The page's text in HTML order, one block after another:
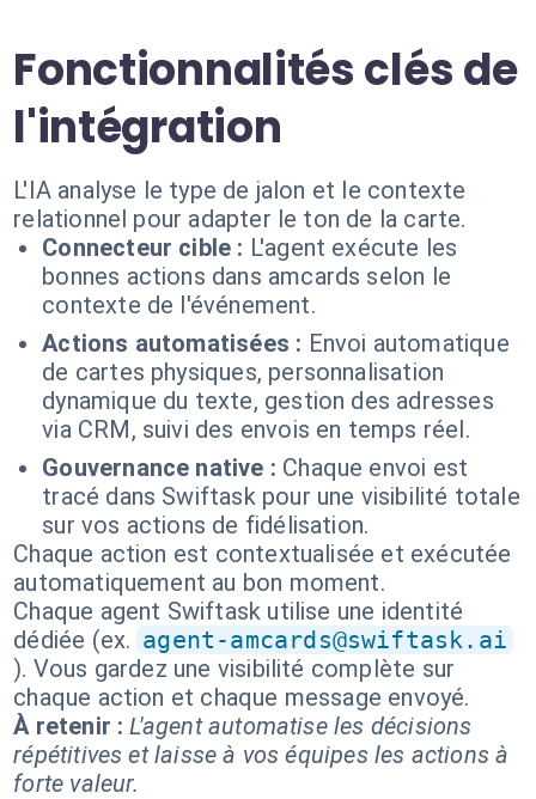
Fonctionnalités clés de
l'intégration
L'IA analyse le type de jalon et le contexte
relationnel pour adapter le ton de la carte.
Connecteur cible : L'agent exécute les
bonnes actions dans amcards selon le
contexte de l'événement.
Actions automatisées : Envoi automatique
de cartes physiques, personnalisation
dynamique du texte, gestion des adresses
via CRM, suivi des envois en temps réel.
Gouvernance native : Chaque envoi est
tracé dans Swiftask pour une visibilité totale
sur vos actions de fidélisation.
Chaque action est contextualisée et exécutée
automatiquement au bon moment.
Chaque agent Swiftask utilise une identité
dédiée (ex. agent-amcards@swiftask.ai
). Vous gardez une visibilité complète sur
chaque action et chaque message envoyé.
À retenir : L'agent automatise les décisions
répétitives et laisse à vos équipes les actions à
forte valeur.